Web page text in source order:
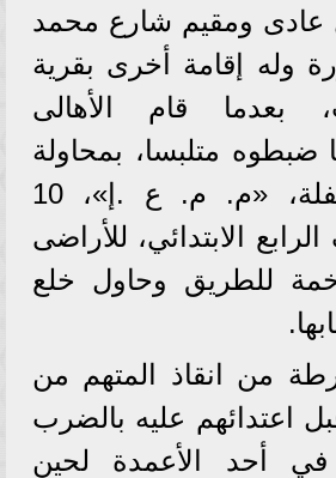
عادى ومقيم شارع محمد
وله إقامة أخرى بقرية
بعدما قام الأهالى
ضبطوه متلبسا، بمحاولة
باستدراج الطفلة، «م. م. ع .إ»، 10
الابتدائي، للأراضى
للطريق وحاول خلع
من انقاذ المتهم من
اعتدائهم عليه بالضرب
في أحد الأعمدة لحين